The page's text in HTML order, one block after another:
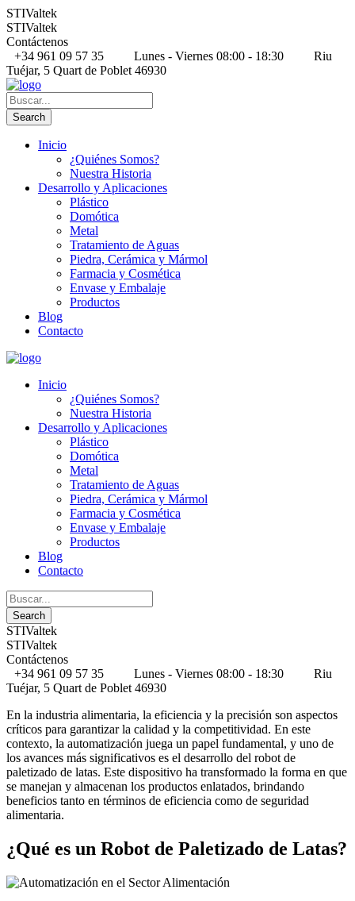
STIValtek
STIValtek
Contáctenos
+34 961 09 57 35
Lunes - Viernes 08:00 - 18:30
Riu
Tuéjar, 5 Quart de Poblet 46930
Inicio
¿Quiénes Somos?
Nuestra Historia
Desarrollo y Aplicaciones
Plástico
Domótica
Metal
Tratamiento de Aguas
Piedra, Cerámica y Mármol
Farmacia y Cosmética
Envase y Embalaje
Productos
Blog
Contacto
Inicio
¿Quiénes Somos?
Nuestra Historia
Desarrollo y Aplicaciones
Plástico
Domótica
Metal
Tratamiento de Aguas
Piedra, Cerámica y Mármol
Farmacia y Cosmética
Envase y Embalaje
Productos
Blog
Contacto
STIValtek
STIValtek
Contáctenos
+34 961 09 57 35
Lunes - Viernes 08:00 - 18:30
Riu
Tuéjar, 5 Quart de Poblet 46930
En la industria alimentaria, la eficiencia y la precisión son aspectos
críticos para garantizar la calidad y la competitividad. En este
contexto, la automatización juega un papel fundamental, y uno de
los avances más significativos es el desarrollo del robot de
paletizado de latas. Este dispositivo ha transformado la forma en que
se manejan y almacenan los productos enlatados, brindando
beneficios tanto en términos de eficiencia como de seguridad
alimentaria.
¿Qué es un Robot de Paletizado de Latas?